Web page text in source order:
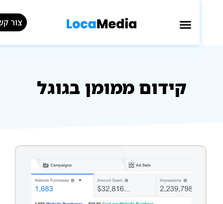
צור קשר »
קידום ממומן בגוגל